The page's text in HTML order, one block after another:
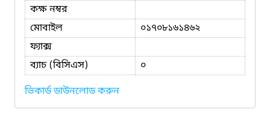
কক্ষ নম্বর
মোবাইল
০১৭০৮১৬১৪৬২
ফ্যাক্স
ব্যাচ (বিসিএস)
০
ভিকার্ড ডাউনলোড করুন